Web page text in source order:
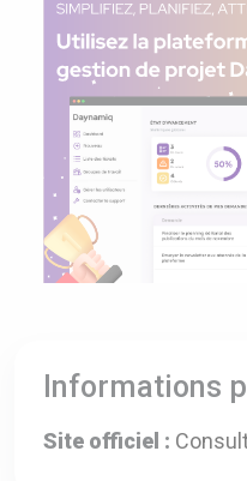
Informations
Site officiel :